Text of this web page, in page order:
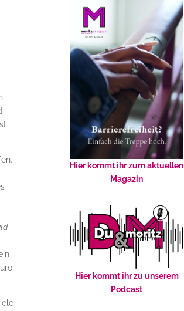
Hier kommt ihr zum aktuellen
Magazin
Hier kommt ihr zu unserem
Podcast